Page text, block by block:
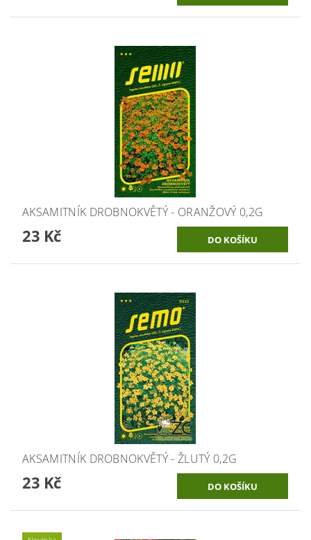
AKSAMITNÍK DROBNOKVĚTÝ - ORANŽOVÝ 0,2G
23 Kč
AKSAMITNÍK DROBNOKVĚTÝ - ŽLUTÝ 0,2G
23 Kč